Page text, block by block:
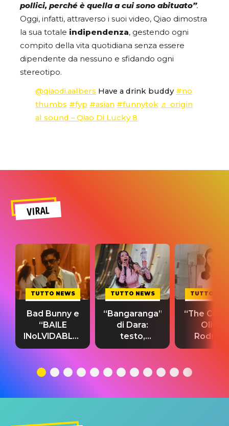
pollici, perché è quella a cui sono abituato”.
Oggi, infatti, attraverso i suoi video, Qiao dimostra
la sua totale indipendenza, gestendo ogni
compito della vita quotidiana senza essere
dipendente da nessuno e sfidando ogni
stereotipo.
@qiaodi.aalbers Have a drink buddy #no
thumbs #fyp #asian #funnytok ♬ origin
al sound – Qiao Di Lucky 8
VIRAL
TUTTO NEWS
Bad Bunny e
“BAILE
INoLVIDABLE”:
testo,
significato
TUTTO NEWS
“Bangaranga”
di Dara:
testo,
traduzione e
del singolo
TUTTO
“The
Olivia
testo,